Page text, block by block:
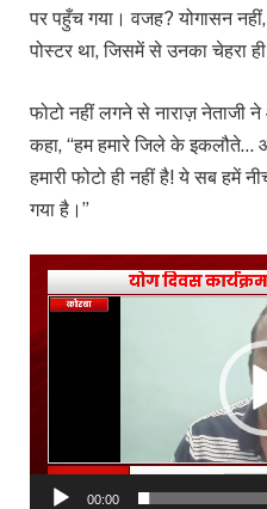
पर पहुँच गया। वजह? योगासन
पोस्टर था, जिसमें से उनका चेहरा
फोटो नहीं लगने से नाराज़ नेताजी
कहा, “हम हमारे जिले के इकलौते…
हमारी फोटो ही नहीं है! ये सब हमें
गया है।”
Video
Player
00:00